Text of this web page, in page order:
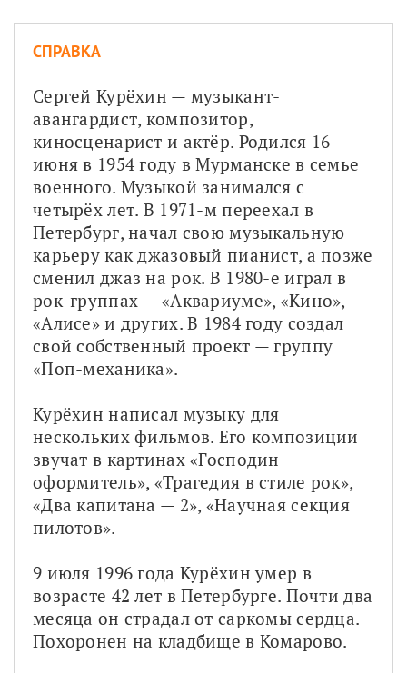
СПРАВКА
Сергей Курёхин — музыкант-
авангардист, композитор,
киносценарист и актёр. Родился 16
июня в 1954 году в Мурманске в семье
военного. Музыкой занимался с
четырёх лет. В 1971-м переехал в
Петербург, начал свою музыкальную
карьеру как джазовый пианист, а позже
сменил джаз на рок. В 1980-е играл в
рок-группах — «Аквариуме», «Кино»,
«Алисе» и других. В 1984 году создал
свой собственный проект — группу
«Поп-механика».
Курёхин написал музыку для
нескольких фильмов. Его композиции
звучат в картинах «Господин
оформитель», «Трагедия в стиле рок»,
«Два капитана — 2», «Научная секция
пилотов».
9 июля 1996 года Курёхин умер в
возрасте 42 лет в Петербурге. Почти два
месяца он страдал от саркомы сердца.
Похоронен на кладбище в Комарово.